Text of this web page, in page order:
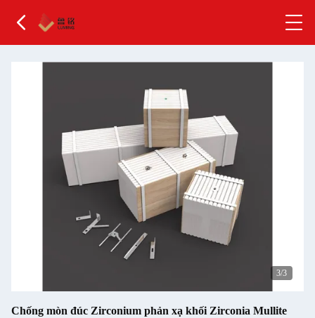
3/3
Chống mòn đúc Zirconium phản xạ khối Zirconia Mullite